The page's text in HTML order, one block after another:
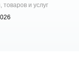
товаров и услуг